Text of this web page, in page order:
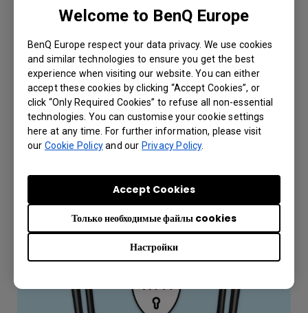
Welcome to BenQ Europe
BenQ Europe respect your data privacy. We use cookies
and similar technologies to ensure you get the best
experience when visiting our website. You can either
accept these cookies by clicking “Accept Cookies”, or
click “Only Required Cookies” to refuse all non-essential
technologies. You can customise your cookie settings
here at any time. For further information, please visit
our Cookie Policyand ourPrivacy Policy.
Настройки
Только необходимые файлы cookies
Accept Cookies
Тренды и знания
сторон 21:9? - Презентации,
видеоконференции и Microsoft Teams
Front Row
2023.10.06